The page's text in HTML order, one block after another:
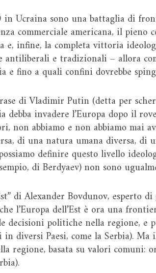
in Ucraina sono una battaglia di
commerciale americana, il
e, infine, la completa vittoria
e tradizionali – allora
fino a quali confini dovrebbe
di Vladimir Putin (detta per
debba invadere l’Europa dopo il
non abbiamo e non abbiamo mai
di una natura umana diversa, di
definire questo livello
di Berdyaev) non sono
di Alexander Bovdunov, esperto
l’Europa dell’Est è ora una
decisioni politiche nella regione,
diversi Paesi, come la Serbia).
regione, basata su valori comuni: